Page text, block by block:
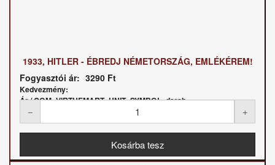
1933, HITLER - ÉBREDJ NÉMETORSZÁG, EMLÉKÉREM!
Fogyasztói ár: 3290 Ft
Kedvezmény:
Ár / COM_VIRTUEMART_UNIT_SYMBOL_darab: